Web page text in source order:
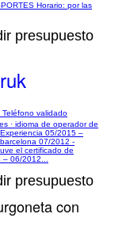
Horario: por las
presupuesto
Teléfono validado
· idioma de operador de
05/2015 –
07/2012 -
el certificado de
06/2012...
presupuesto
con